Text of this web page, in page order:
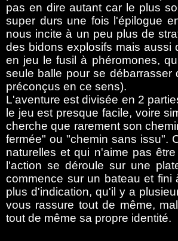
pas en dire autant car le plus
super durs une fois l'épilogue
nous incite à un peu plus de
des bidons explosifs mais
en jeu le fusil à phéromones,
seule balle pour se
préconçus en ce sens).
L'aventure est divisée en 2
le jeu est presque facile, voire
cherche que rarement son
fermée" ou "chemin sans issu".
naturelles et qui n'aime pas
l'action se déroule sur une
commence sur un bateau et
plus d'indication, qu'il y a
vous rassure tout de même,
tout de même sa propre identité.